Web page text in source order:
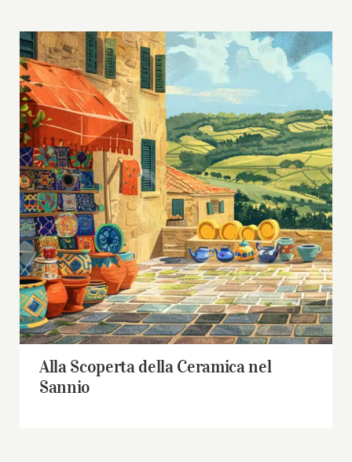
Alla Scoperta della Ceramica nel Sannio
Alla Scoperta della Ceramica nel
Sannio